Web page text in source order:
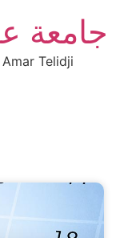
جامعة
Telidji